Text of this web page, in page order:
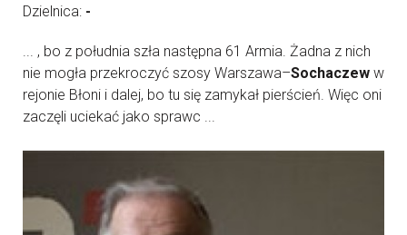
Dzielnica: -
... , bo z południa szła następna 61 Armia. Żadna z nich
nie mogła przekroczyć szosy Warszawa–Sochaczew w
rejonie Błoni i dalej, bo tu się zamykał pierścień. Więc oni
zaczęli uciekać jako sprawc ...